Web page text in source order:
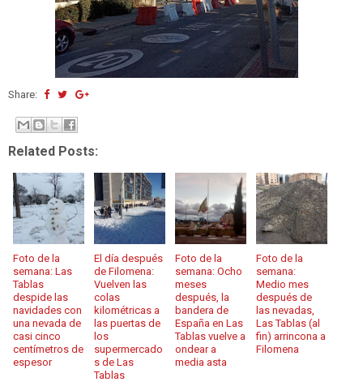
Share:
Related Posts:
Foto de la
semana: Las
Tablas
despide las
navidades con
una nevada de
casi cinco
centímetros de
espesor
El día después
de Filomena:
Vuelven las
colas
kilométricas a
las puertas de
los
supermercado
s de Las
Tablas
Foto de la
semana: Ocho
meses
después, la
bandera de
España en Las
Tablas vuelve a
ondear a
media asta
Foto de la
semana:
Medio mes
después de
las nevadas,
Las Tablas (al
fin) arrincona a
Filomena